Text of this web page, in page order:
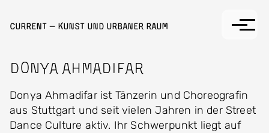
Current — Kunst und Urbaner Raum
Donya Ahmadifar
Donya Ahmadifar ist Tänzerin und Choreografin
aus Stuttgart und seit vielen Jahren in der Street
Dance Culture aktiv. Ihr Schwerpunkt liegt auf